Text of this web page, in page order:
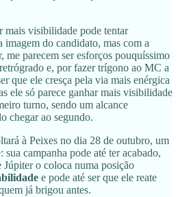
mais visibilidade pode tentar
imagem do candidato, mas com a
me parecem ser esforços pouquíssimo
e, por fazer trígono ao MC a
que ele cresça pela via mais enérgica
ele só parece ganhar mais visibilidade
turno, sendo um alcance
chegar ao segundo.
à Peixes no dia 28 de outubro, um
campanha pode até ter acabado,
Júpiter o coloca numa posição
e pode até ser que ele reate
já brigou antes.